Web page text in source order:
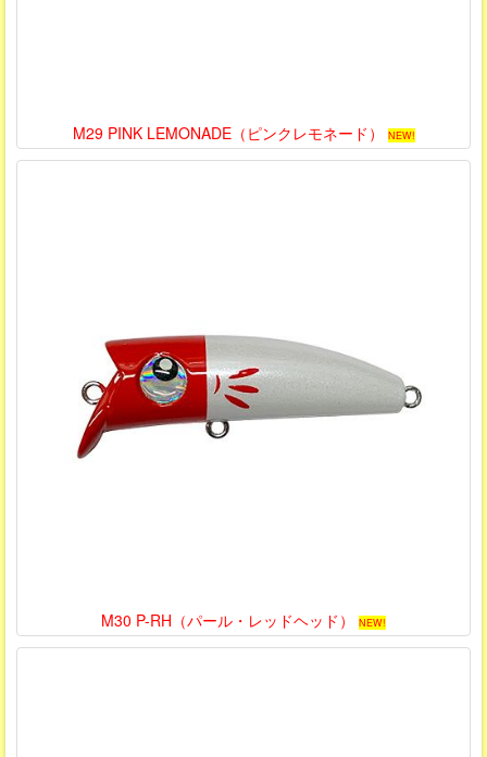
M29 PINK LEMONADE（ピンクレモネード） NEW!
M30 P-RH（パール・レッドヘッド） NEW!